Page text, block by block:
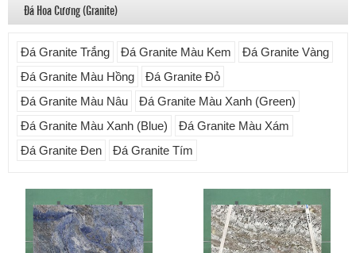
Liên hệ 0903.930.126
Đá Hoa Cương (Granite)
Đá Granite Trắng Đá Granite Màu Kem
Đá Granite Vàng
Đá Granite Màu Hồng
Đá Granite Đỏ
Đá Granite Màu Nâu
Đá Granite Màu Xanh (Green)
Đá Granite Màu Xanh (Blue)
Đá Granite Màu Xám
Đá Granite Đen
Đá Granite Tím